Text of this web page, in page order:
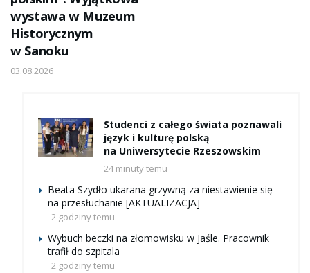
wystawa w Muzeum
Historycznym
w Sanoku
03.08.2026
Studenci z całego świata poznawali
język i kulturę polską
na Uniwersytecie Rzeszowskim
24 minuty temu
Beata Szydło ukarana grzywną za niestawienie się
na przesłuchanie [AKTUALIZACJA]
2 godziny temu
Wybuch beczki na złomowisku w Jaśle. Pracownik
trafił do szpitala
2 godziny temu